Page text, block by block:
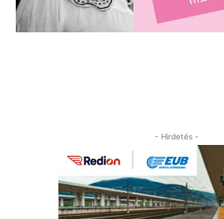
- Hirdetés -